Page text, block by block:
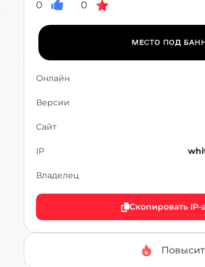
0 0
Онлайн
Версии
Сайт
IP
Владелец
Скопировать IP-